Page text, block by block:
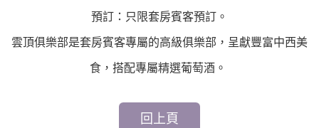
預訂：只限套房賓客預訂。
雲頂俱樂部是套房賓客專屬的高級俱樂部，呈獻豐富中西美
食，搭配專屬精選葡萄酒。
回上頁